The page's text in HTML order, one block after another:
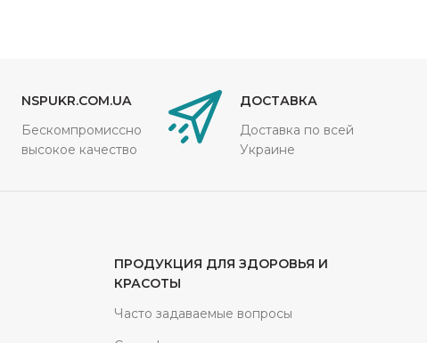
NSPUKR.COM.UA
Бескомпромиссно
высокое качество
ДОСТАВКА
Доставка по всей
Украине
ПРОДУКЦИЯ ДЛЯ ЗДОРОВЬЯ И
КРАСОТЫ
Часто задаваемые вопросы